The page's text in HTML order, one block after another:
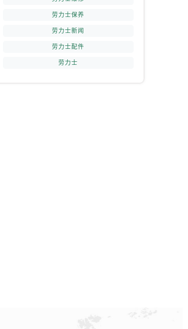
劳力士保养
劳力士新闻
劳力士配件
劳力士